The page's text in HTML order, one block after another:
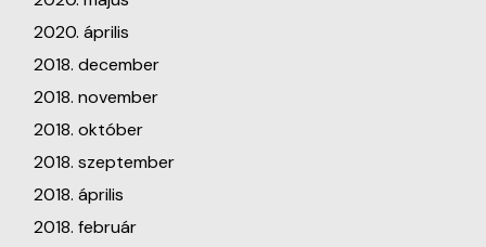
2020. április
2018. december
2018. november
2018. október
2018. szeptember
2018. április
2018. február